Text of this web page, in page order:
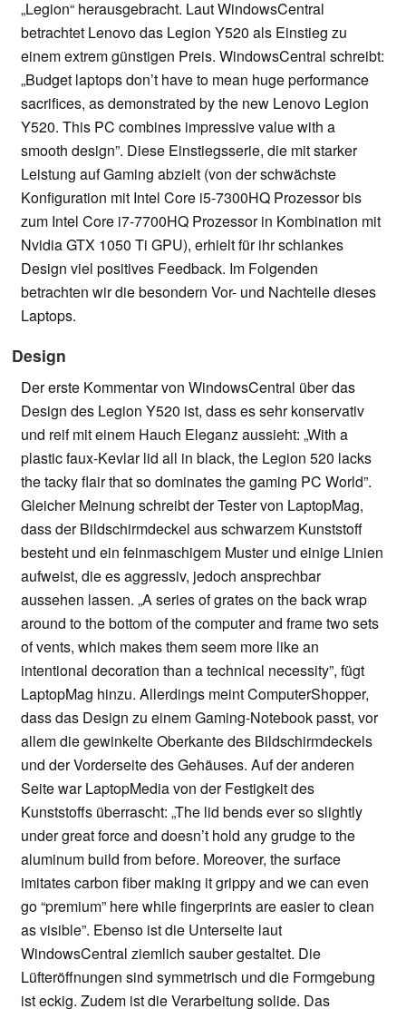
„Legion“ herausgebracht. Laut WindowsCentral
betrachtet Lenovo das Legion Y520 als Einstieg zu
einem extrem günstigen Preis. WindowsCentral schreibt:
„Budget laptops don’t have to mean huge performance
sacrifices, as demonstrated by the new Lenovo Legion
Y520. This PC combines impressive value with a
smooth design”. Diese Einstiegsserie, die mit starker
Leistung auf Gaming abzielt (von der schwächste
Konfiguration mit Intel Core i5-7300HQ Prozessor bis
zum Intel Core i7-7700HQ Prozessor in Kombination mit
Nvidia GTX 1050 Ti GPU), erhielt für ihr schlankes
Design viel positives Feedback. Im Folgenden
betrachten wir die besondern Vor- und Nachteile dieses
Laptops.
Design
Der erste Kommentar von WindowsCentral über das
Design des Legion Y520 ist, dass es sehr konservativ
und reif mit einem Hauch Eleganz aussieht: „With a
plastic faux-Kevlar lid all in black, the Legion 520 lacks
the tacky flair that so dominates the gaming PC World”.
Gleicher Meinung schreibt der Tester von LaptopMag,
dass der Bildschirmdeckel aus schwarzem Kunststoff
besteht und ein feinmaschigem Muster und einige Linien
aufweist, die es aggressiv, jedoch ansprechbar
aussehen lassen. „A series of grates on the back wrap
around to the bottom of the computer and frame two sets
of vents, which makes them seem more like an
intentional decoration than a technical necessity”, fügt
LaptopMag hinzu. Allerdings meint ComputerShopper,
dass das Design zu einem Gaming-Notebook passt, vor
allem die gewinkelte Oberkante des Bildschirmdeckels
und der Vorderseite des Gehäuses. Auf der anderen
Seite war LaptopMedia von der Festigkeit des
Kunststoffs überrascht: „The lid bends ever so slightly
under great force and doesn’t hold any grudge to the
aluminum build from before. Moreover, the surface
imitates carbon fiber making it grippy and we can even
go “premium” here while fingerprints are easier to clean
as visible”. Ebenso ist die Unterseite laut
WindowsCentral ziemlich sauber gestaltet. Die
Lüfteröffnungen sind symmetrisch und die Formgebung
ist eckig. Zudem ist die Verarbeitung solide. Das